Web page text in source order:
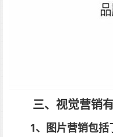
三、视觉营销
1、图片营销包括